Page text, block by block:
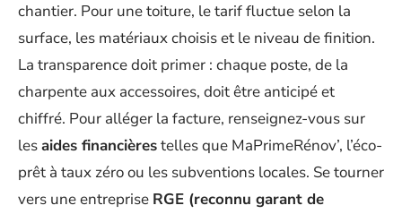
chantier. Pour une toiture, le tarif fluctue selon la
surface, les matériaux choisis et le niveau de finition.
La transparence doit primer : chaque poste, de la
charpente aux accessoires, doit être anticipé et
chiffré. Pour alléger la facture, renseignez-vous sur
lesaides financièrestelles que MaPrimeRénov’, l’éco-
prêt à taux zéro ou les subventions locales. Se tourner
vers une entreprise RGE (reconnu garant de